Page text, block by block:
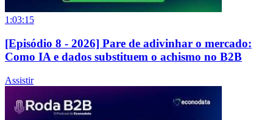
1:03:15
[Episódio 8 - 2026] Pare de adivinhar o mercado:
Como IA e dados substituem o achismo no B2B
Assistir